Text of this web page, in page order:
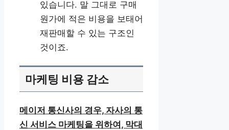
있습니다. 말 그대로 구매
원가에 적은 비용을 보태어
재판매할 수 있는 구조인
것이죠.
마케팅 비용 감소
메이저 통신사의 경우, 자사의 통
신 서비스 마케팅을 위하여, 막대